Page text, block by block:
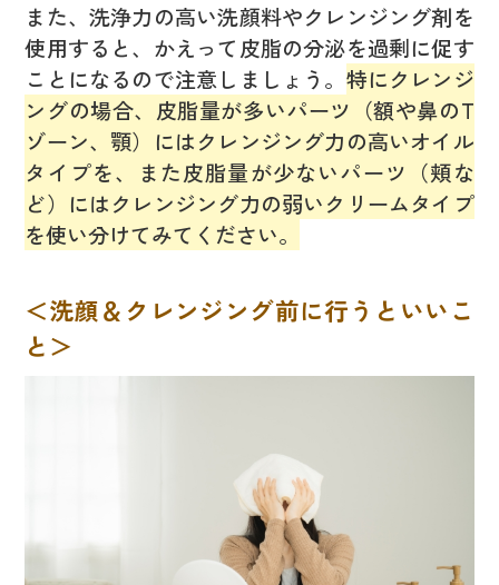
また、洗浄力の高い洗顔料やクレンジング剤を
使用すると、かえって皮脂の分泌を過剰に促す
ことになるので注意しましょう。 特にクレンジ
ングの場合、皮脂量が多いパーツ（額や鼻のT
ゾーン、顎）にはクレンジング力の高いオイル
タイプを、また皮脂量が少ないパーツ（頬な
ど）にはクレンジング力の弱いクリームタイプ
を使い分けてみてください。
＜洗顔＆クレンジング前に行うといいこ
と＞